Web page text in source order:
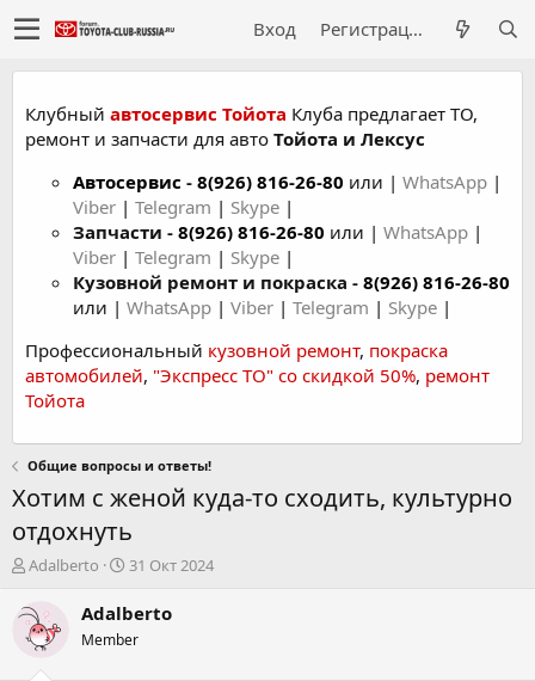
Вход Регистрация
Клубный автосервис Тойота Клуба предлагает ТО,
ремонт и запчасти для авто Тойота и Лексус
Автосервис - 8(926) 816-26-80 или | WhatsApp |
Viber | Telegram | Skype |
Запчасти - 8(926) 816-26-80 или | WhatsApp |
Viber | Telegram | Skype |
Кузовной ремонт и покраска - 8(926) 816-26-80
или | WhatsApp | Viber | Telegram | Skype |
Профессиональный кузовной ремонт, покраска
автомобилей, "Экспресс ТО" со скидкой 50%, ремонт
Тойота
Общие вопросы и ответы!
Хотим с женой куда-то сходить, культурно
отдохнуть
А
т
о
р
Adalberto
Д
т
н
31 Окт 2024
Adalberto
Member